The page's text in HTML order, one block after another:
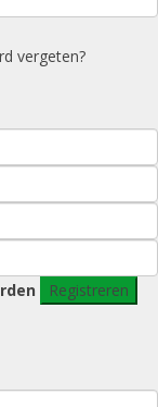
vergeten?
Registreren